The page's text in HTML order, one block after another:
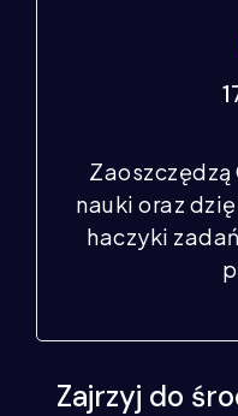
nauki oraz
haczyki
Zajrzyj do